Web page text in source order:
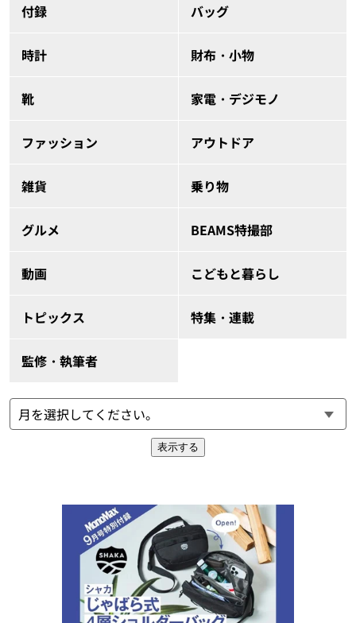
付録 バッグ
時計 財布・小物
靴 家電・デジモノ
ファッション アウトドア
雑貨 乗り物
グルメ BEAMS特撮部
動画 こどもと暮らし
トピックス 特集・連載
監修・執筆者
表示する